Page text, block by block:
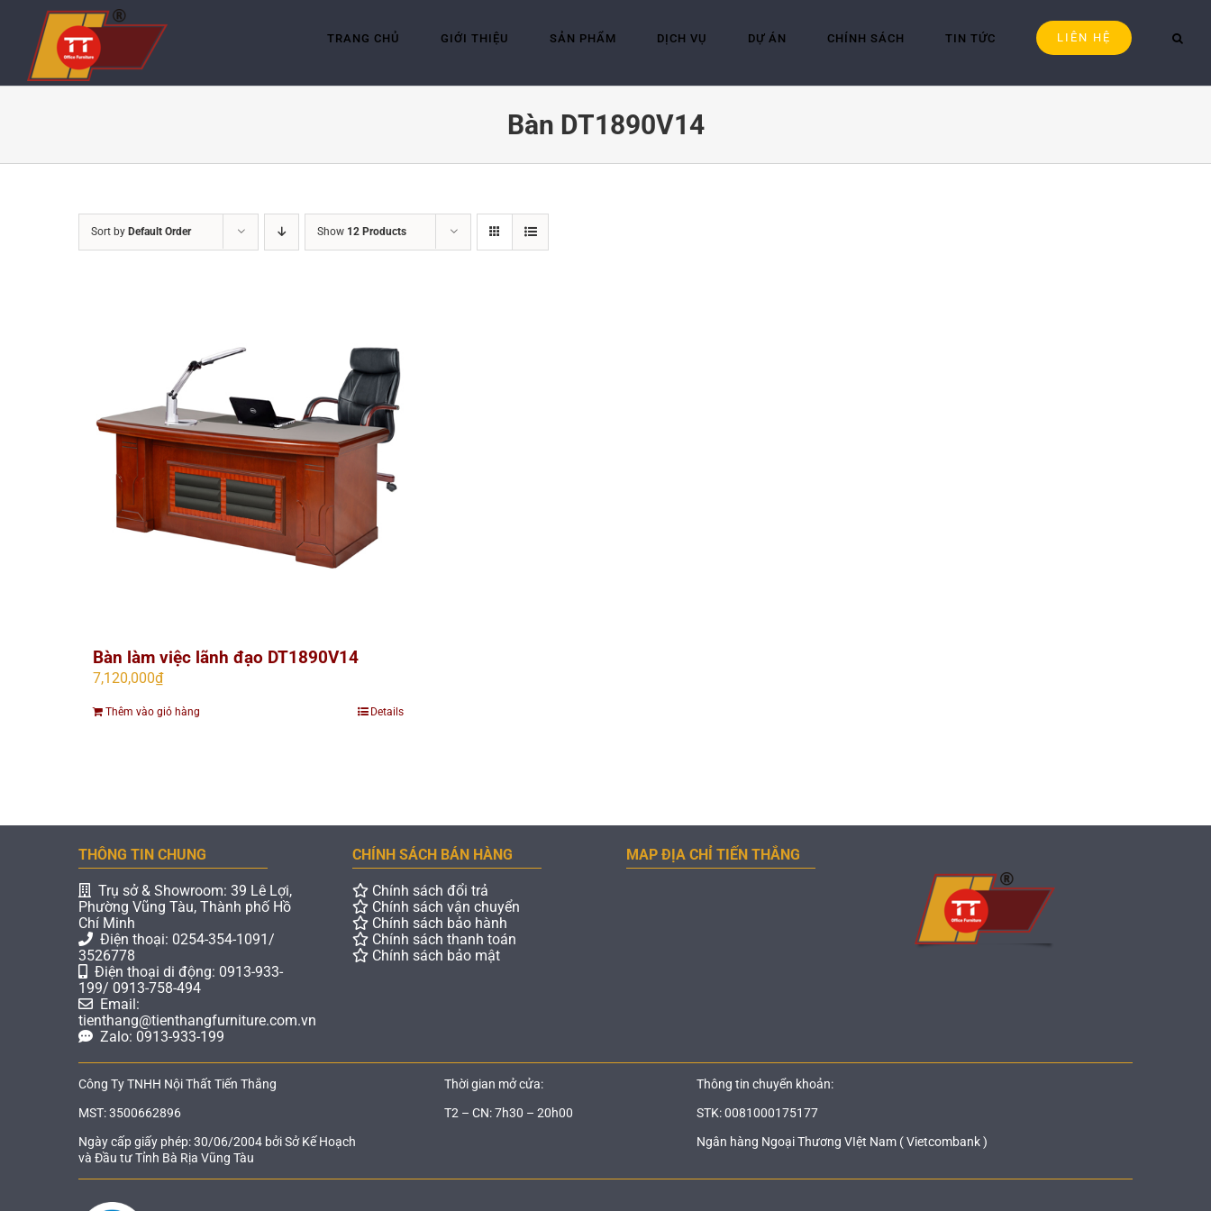
content
TRANG CHỦ GIỚI THIỆU SẢN PHẨM DỊCH VỤ DỰ ÁN CHÍNH SÁCH TIN TỨC LIÊN HỆ
Bàn DT1890V14
Sort by Default Order Show 12 Products
Bàn làm việc lãnh đạo DT1890V14
7,120,000₫
Thêm vào giỏ hàng Details
THÔNG TIN CHUNG
Trụ sở & Showroom: 39 Lê Lợi,
Phường Vũng Tàu, Thành phố Hồ
Chí Minh
Điện thoại: 0254-354-1091/
3526778
Điện thoại di động: 0913-933-
199/ 0913-758-494
Email:
tienthang@tienthangfurniture.com.vn
Zalo: 0913-933-199
CHÍNH SÁCH BÁN HÀNG
Chính sách đổi trả
Chính sách vận chuyển
Chính sách bảo hành
Chính sách thanh toán
Chính sách bảo mật
MAP ĐỊA CHỈ TIẾN THẮNG
Công Ty TNHH Nội Thất Tiến Thắng
MST: 3500662896
Ngày cấp giấy phép: 30/06/2004 bởi Sở Kế Hoạch
và Đầu tư Tỉnh Bà Rịa Vũng Tàu
Thời gian mở cửa:
T2 – CN: 7h30 – 20h00
Thông tin chuyển khoản:
STK: 0081000175177
Ngân hàng Ngoại Thương VIệt Nam ( Vietcombank )